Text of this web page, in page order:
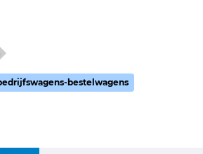
bestelwagens